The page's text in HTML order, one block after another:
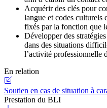
Acquérir des clés pour
langue et codes culturels
fixés par la fonction que
Développer des
dans des situations
l’activité professionnelle
En relation
Soutien en cas de situation à
Prestation du BLI